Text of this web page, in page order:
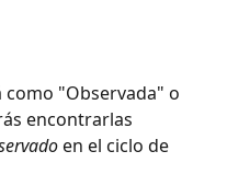
como "Observada" o
encontrarlas
en el ciclo de